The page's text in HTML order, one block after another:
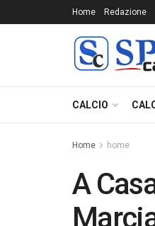
Home Redazione
CALCIO
Home home
A